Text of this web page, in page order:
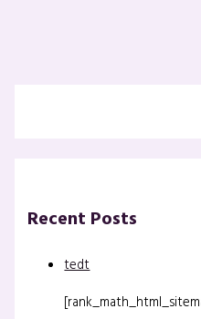
Recent Posts
tedt